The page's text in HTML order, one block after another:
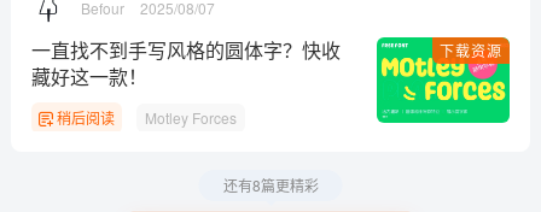
Befour 2025/08/07
下载资源
一直找不到手写风格的圆体字？快收
藏好这一款！
稍后阅读 Motley Forces
还有8篇更精彩